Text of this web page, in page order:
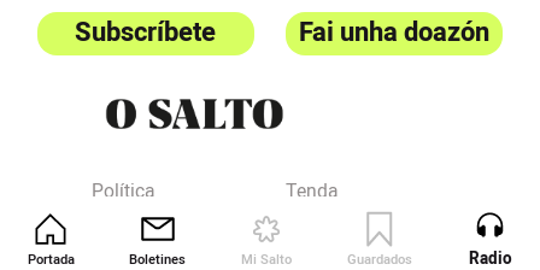
Portada Boletines Mi Salto Guardados Revista
Radio
Subscríbete Fai unha doazón
Política
El Salmón
Tenda